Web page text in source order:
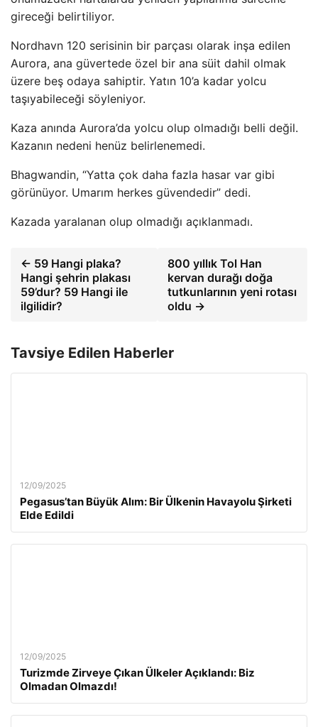
gireceği belirtiliyor.
Nordhavn 120 serisinin bir parçası olarak inşa edilen
Aurora, ana güvertede özel bir ana süit dahil olmak
üzere beş odaya sahiptir. Yatın 10’a kadar yolcu
taşıyabileceği söyleniyor.
Kaza anında Aurora’da yolcu olup olmadığı belli değil.
Kazanın nedeni henüz belirlenemedi.
Bhagwandin, “Yatta çok daha fazla hasar var gibi
görünüyor. Umarım herkes güvendedir” dedi.
Kazada yaralanan olup olmadığı açıklanmadı.
← 59 Hangi plaka?
Hangi şehrin plakası
59’dur? 59 Hangi ile
ilgilidir?
800 yıllık Tol Han
kervan durağı doğa
tutkunlarının yeni rotası
oldu →
Tavsiye Edilen Haberler
12/09/2025
Pegasus’tan Büyük Alım: Bir Ülkenin Havayolu Şirketi
Elde Edildi
12/09/2025
Turizmde Zirveye Çıkan Ülkeler Açıklandı: Biz
Olmadan Olmazdı!